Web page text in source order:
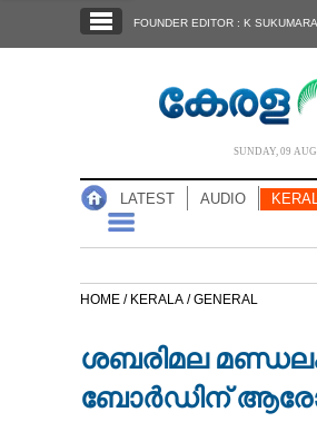
NOTIFIED NEWS
NEWS 360
FOUNDER EDITOR : K
SUNDAY, 09
LATEST AUDIO
HOME / KERALA /GENERAL
ശബരിമല
ബോർഡിന്